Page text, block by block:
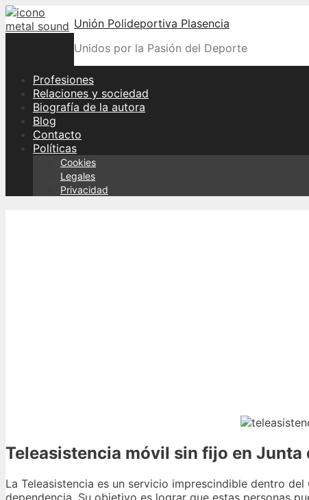
Skip
to
Unión Polideportiva Plasencia
Unidos por la Pasión del Deporte
Profesiones
Relaciones y sociedad
Biografía de la autora
Blog
Contacto
Políticas
Cookies
Legales
Privacidad
Teleasistencia móvil sin fijo en
La Teleasistencia es un servicio imprescindible dentro
dependencia. Su objetivo es lograr que estas personas